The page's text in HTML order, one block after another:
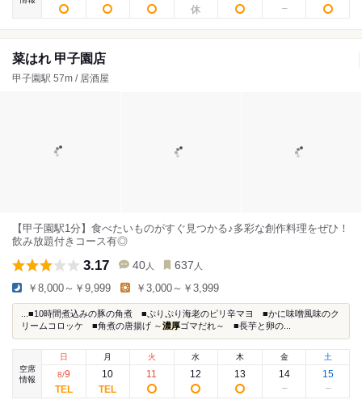
菜はれ 甲子園店
甲子園駅 57m / 居酒屋
【甲子園駅1分】食べたいものがすぐ見つかる♪多彩な創作料理をぜひ！
飲み放題付きコース有◎
3.17 40 人 637 人
￥8,000～￥9,999 ￥3,000～￥3,999
...■10時間煮込みの豚の角煮 ■ぷりぷり海老のピリ辛マヨ ■かに味噌風味のク
リームコロッケ ■角煮の唐揚げ ～濃厚ゴマだれ～ ■長芋と卵の...
空席
情報
日
8/9
月
10
火
11
水
12
木
13
金
14
土
15